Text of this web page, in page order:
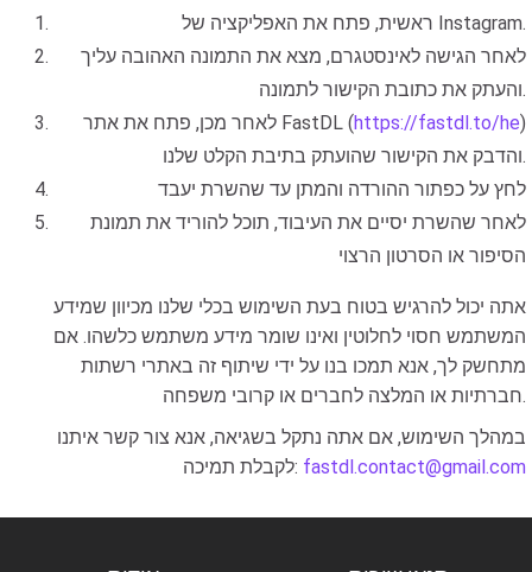
ראשית, פתח את האפליקציה של Instagram.
לאחר הגישה לאינסטגרם, מצא את התמונה האהובה עליך
והעתק את כתובת הקישור לתמונה.
לאחר מכן, פתח את אתר FastDL (https://fastdl.to/he)
והדבק את הקישור שהועתק בתיבת הקלט שלנו.
לחץ על כפתור ההורדה והמתן עד שהשרת יעבד
לאחר שהשרת יסיים את העיבוד, תוכל להוריד את תמונת
הסיפור או הסרטון הרצוי
אתה יכול להרגיש בטוח בעת השימוש בכלי שלנו מכיוון שמידע
המשתמש חסוי לחלוטין ואינו שומר מידע משתמש כלשהו. אם
מתחשק לך, אנא תמכו בנו על ידי שיתוף זה באתרי רשתות
חברתיות או המלצה לחברים או קרובי משפחה.
במהלך השימוש, אם אתה נתקל בשגיאה, אנא צור קשר איתנו
לקבלת תמיכה: fastdl.contact@gmail.com